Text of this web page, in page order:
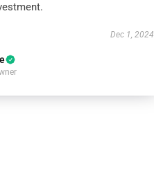
Dec 1, 2024